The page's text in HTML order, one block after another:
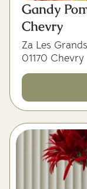
Gandy
Chevry
Za Les
01170 Chevry